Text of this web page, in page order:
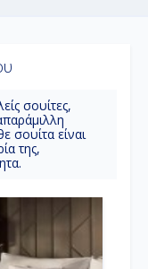
σουίτες,
σουίτα είναι
της,